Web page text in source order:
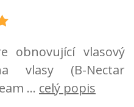
obnovující vlasový
(B-Nectar
... celý popis